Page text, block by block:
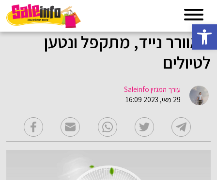
פתח סרגל נגישות
מאוורר נייד, מתקפל ונטען
לטיולים
עורך המגזין Saleinfo
29 מאי, 2023 16:09